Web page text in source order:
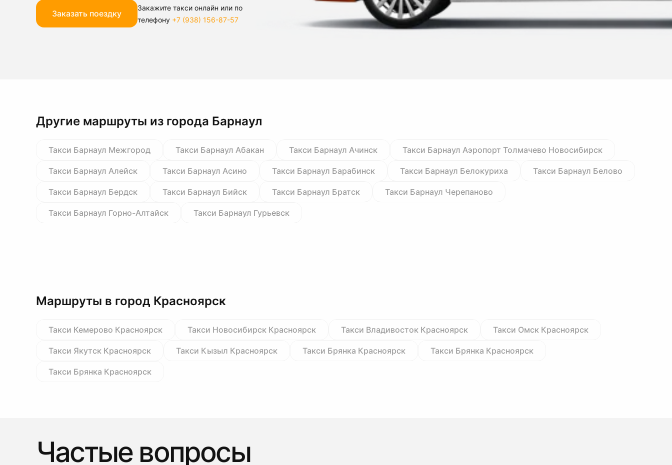
Заказать поездку
Закажите такси онлайн или по
телефону +7 (938) 156-87-57
Другие маршруты из города Барнаул
Такси Барнаул Межгород Такси Барнаул Абакан Такси Барнаул Ачинск Такси Барнаул Аэропорт Толмачево Новосибирск
Такси Барнаул Алейск Такси Барнаул Асино Такси Барнаул Барабинск Такси Барнаул Белокуриха Такси Барнаул Белово
Такси Барнаул Бердск Такси Барнаул Бийск Такси Барнаул Братск Такси Барнаул Черепаново
Такси Барнаул Горно-Алтайск Такси Барнаул Гурьевск
Маршруты в город Красноярск
Такси Кемерово Красноярск Такси Новосибирск Красноярск Такси Владивосток Красноярск Такси Омск Красноярск
Такси Якутск Красноярск Такси Кызыл Красноярск Такси Брянка Красноярск Такси Брянка Красноярск
Такси Брянка Красноярск
Частые вопросы